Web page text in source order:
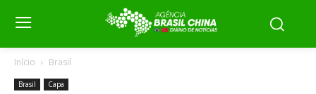
Início Brasil
Brasil Capa